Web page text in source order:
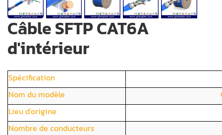
Câble SFTP CAT6A
d'intérieur
Spécification
Nom du modèle
Lieu d'origine
Nombre de conducteurs